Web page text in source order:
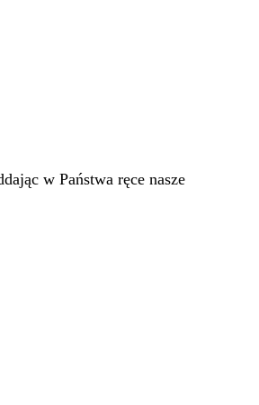
w Państwa ręce nasze